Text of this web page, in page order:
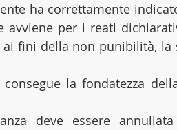
ha correttamente
avviene per i reati
fini della non punibilità, la
la fondatezza
deve essere